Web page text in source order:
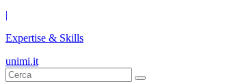
|
Expertise & Skills
unimi.it